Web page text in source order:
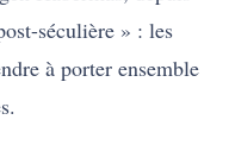
séculière » : les
à porter ensemble